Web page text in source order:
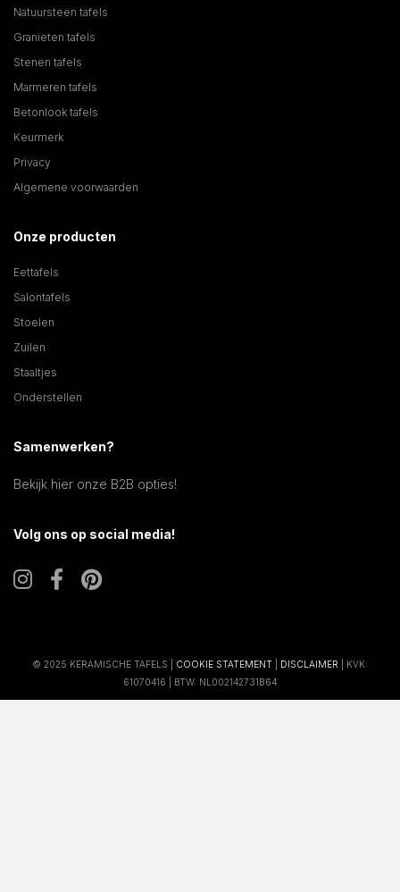
Natuursteen tafels
Granieten tafels
Stenen tafels
Marmeren tafels
Betonlook tafels
Keurmerk
Privacy
Algemene voorwaarden
Onze producten
Eettafels
Salontafels
Stoelen
Zuilen
Staaltjes
Onderstellen
Samenwerken?
Bekijk hier onze B2B opties!
Volg ons op social media!
© 2025 KERAMISCHE TAFELS | COOKIE STATEMENT DISCLAIMER | KVK:
61070416 | BTW: NL002142731B64